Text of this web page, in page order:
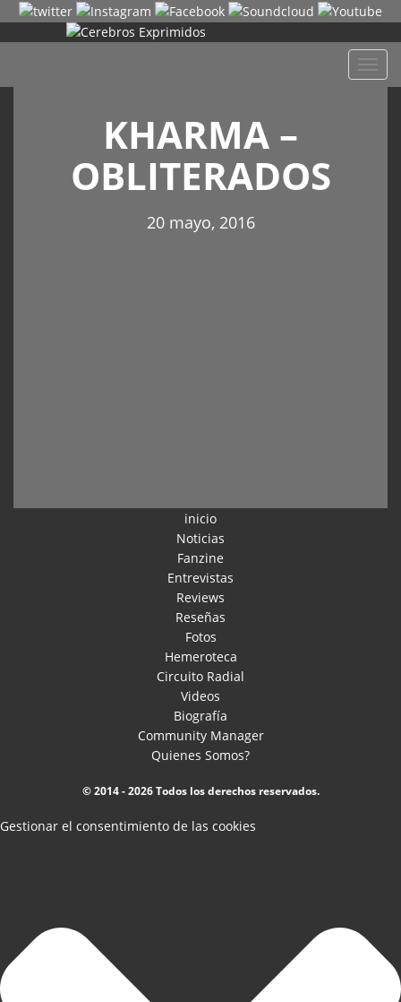
KHARMA –
OBLITERADOS
20 mayo, 2016
inicio
Noticias
Fanzine
Entrevistas
Reviews
Reseñas
Fotos
Hemeroteca
Circuito Radial
Videos
Biografía
Community Manager
Quienes Somos?
© 2014 - 2026 Todos los derechos reservados.
Gestionar el consentimiento de las cookies